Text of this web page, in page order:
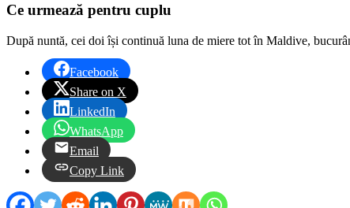
Ce urmează pentru cuplu
După nuntă, cei doi își continuă luna de miere tot în Maldive,
Facebook
Share on X
LinkedIn
WhatsApp
Email
Copy Link